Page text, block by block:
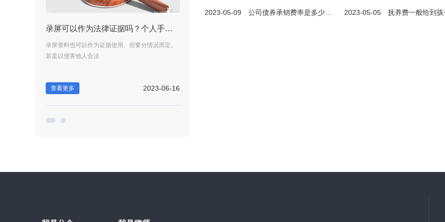
录屏可以作为法律证据吗？个人手机录像算不算证据？-世界新视野
录屏资料也可以作为证据使用。但要分情况而定。
若是以侵害他人合法
查看更多 2023-06-16
2023-05-09 公司债券承销费率是多少？证券公司债券承销方式有哪些？一般公司债券的发行费用是多少？ 2023-05-05 抚养费一般给到孩子年满18周岁吗？抚养费可以给到